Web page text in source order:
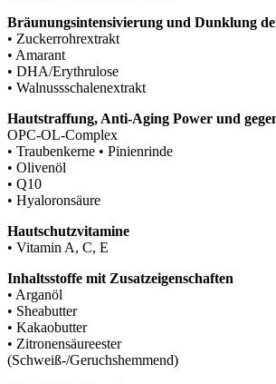
Bräunungsintensivierung und Dunklung
• Zuckerrohrextrakt
• Amarant
• DHA/Erythrulose
• Walnussschalenextrakt
Hautstraffung, Anti-Aging Power und
OPC-OL-Complex
• Traubenkerne • Pinienrinde
• Olivenöl
• Q10
• Hyaloronsäure
Hautschutzvitamine
• Vitamin A, C, E
Inhaltsstoffe mit Zusatzeigenschaften
• Arganöl
• Sheabutter
• Kakaobutter
• Zitronensäureester
(Schweiß-/Geruchshemmend)